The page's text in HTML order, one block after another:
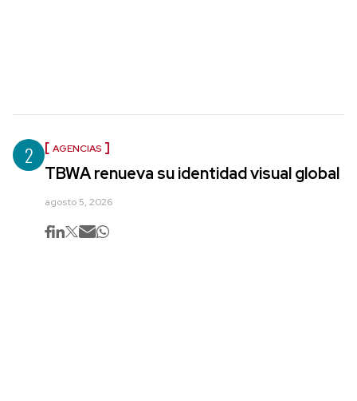
2 AGENCIAS
TBWA renueva su identidad visual global
agosto 5, 2026